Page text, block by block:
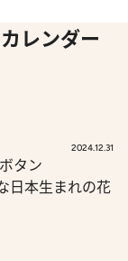
レンダー
2024.12.31
タン
日本生まれの花